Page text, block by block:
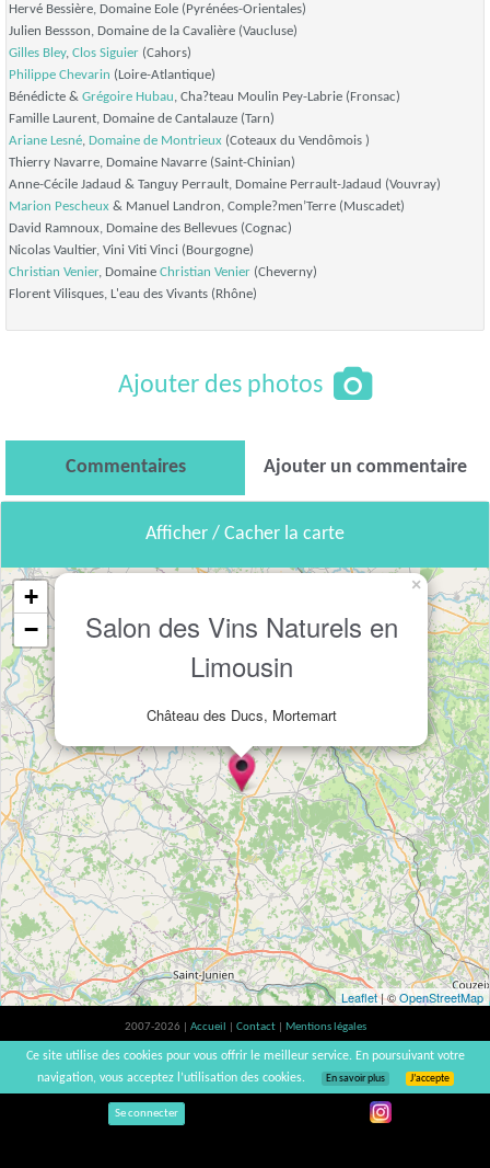
Hervé Bessière, Domaine Eole (Pyrénées-Orientales)
Julien Bessson, Domaine de la Cavalière (Vaucluse)
Gilles Bley, Clos Siguier (Cahors)
Philippe Chevarin (Loire-Atlantique)
Bénédicte & Grégoire Hubau, Cha?teau Moulin Pey-Labrie (Fronsac)
Famille Laurent, Domaine de Cantalauze (Tarn)
Ariane Lesné, Domaine de Montrieux (Coteaux du Vendômois )
Thierry Navarre, Domaine Navarre (Saint-Chinian)
Anne-Cécile Jadaud & Tanguy Perrault, Domaine Perrault-Jadaud (Vouvray)
Marion Pescheux & Manuel Landron, Comple?men’Terre (Muscadet)
David Ramnoux, Domaine des Bellevues (Cognac)
Nicolas Vaultier, Vini Viti Vinci (Bourgogne)
Christian Venier, Domaine Christian Venier (Cheverny)
Florent Vilisques, L'eau des Vivants (Rhône)
Ajouter des photos
Commentaires Ajouter un commentaire
Afficher / Cacher la carte
Salon des Vins Naturels en
Limousin
Château des Ducs, Mortemart
×
+
−
Leaflet| ©OpenStreetMap
2007-2026 | Accueil Contact
Mentions légales
L'abus d'alcool est dangereux pour la santé, à consommer avec modération. |
vinsnaturels | v3.12
Se connecter
Ce site utilise des cookies pour vous offrir le meilleur service. En poursuivant votre
navigation, vous acceptez l’utilisation des cookies.
En savoir plus J’accepte